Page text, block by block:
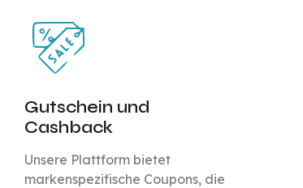
Gutschein und
Cashback
Unsere Plattform bietet
markenspezifische Coupons, die